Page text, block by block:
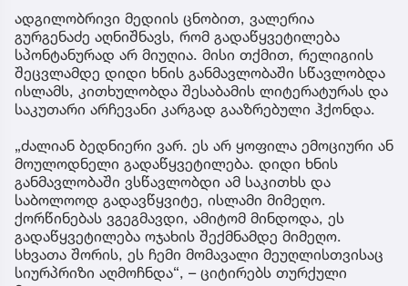
ადგილობრივი მედიის ცნობით, ვალერია
გურგენაძე აღნიშნავს, რომ გადაწყვეტილება
სპონტანურად არ მიუღია. მისი თქმით, რელიგიის
შეცვლამდე დიდი ხნის განმავლობაში სწავლობდა
ისლამს, კითხულობდა შესაბამის ლიტერატურას და
საკუთარი არჩევანი კარგად გააზრებული ჰქონდა.
„ძალიან ბედნიერი ვარ. ეს არ ყოფილა ემოციური ან
მოულოდნელი გადაწყვეტილება. დიდი ხნის
განმავლობაში ვსწავლობდი ამ საკითხს და
საბოლოოდ გადავწყვიტე, ისლამი მიმეღო.
ქორწინებას ვგეგმავდი, ამიტომ მინდოდა, ეს
გადაწყვეტილება ოჯახის შექმნამდე მიმეღო.
სხვათა შორის, ეს ჩემი მომავალი მეუღლისთვისაც
სიურპრიზი აღმოჩნდა“, – ციტირებს თურქული